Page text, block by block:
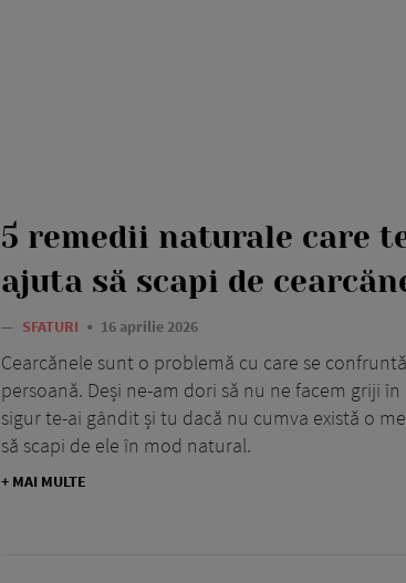
5 remedii naturale care
ajuta să scapi de
— SFATURI 16 aprilie 2026
Cearcănele sunt o problemă cu care se
persoană. Deși ne-am dori să nu ne facem griji
sigur te-ai gândit și tu dacă nu cumva există o
să scapi de ele în mod natural.
+ MAI MULTE